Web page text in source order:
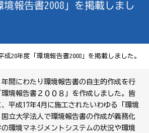
境報告書2008」を掲載しまし
20年度「環境報告書2008」を掲載しました。
間にわたり環境報告書の自主的作成を行
境報告書２００８」を作成しました。皆
平成17年4月に施工されたいわゆる「環境
立大学法人で環境報告書の作成が義務化
環境マネジメントシステムの状況や環境